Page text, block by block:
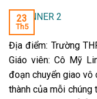
23
Th5
Địa điểm: Trường
Giáo viên: Cô Mỹ
đoạn chuyển giao vô
thành của mỗi